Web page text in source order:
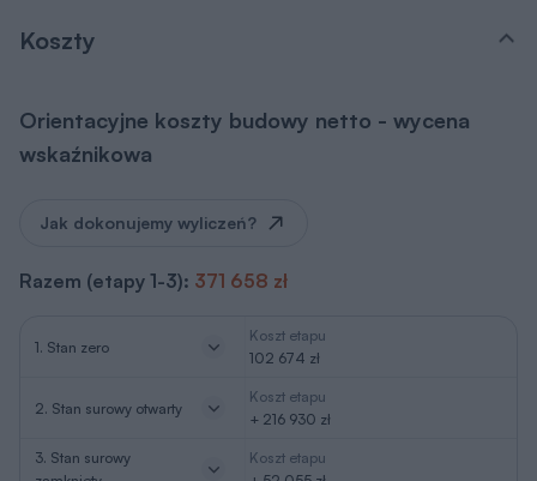
Koszty
Orientacyjne koszty budowy netto - wycena
wskaźnikowa
Jak dokonujemy wyliczeń?
Razem (etapy 1-3): 371 658 zł
1. Stan zero
Koszt etapu
102 674 zł
2. Stan surowy otwarty
Koszt etapu
+ 216 930 zł
3. Stan surowy
Koszt etapu